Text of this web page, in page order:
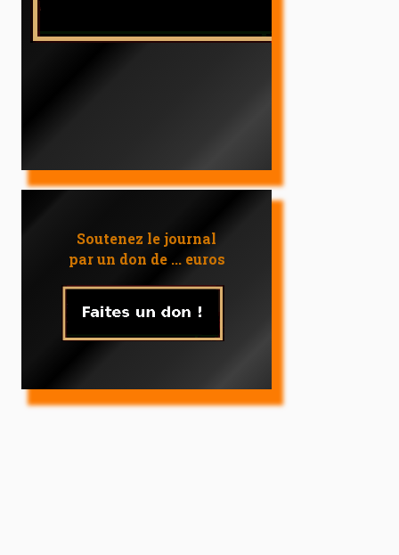
Soutenez le journal
par un don de ... euros